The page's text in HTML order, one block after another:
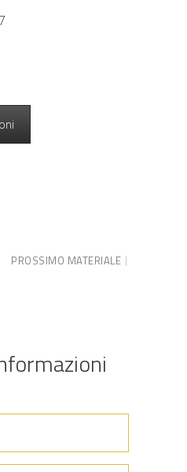
PROSSIMO MATERIALE